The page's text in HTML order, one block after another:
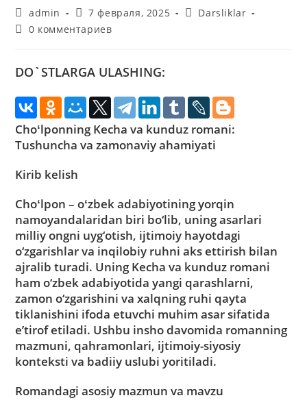
Автор
записи:
admin
Запись
опубликована:
7 февраля, 2025
Рубрика
Darsliklar
Комментарии
0 комментариев
DO`STLARGA ULASHING:
Choʻlponning Kecha va kunduz romani:
Tushuncha va zamonaviy ahamiyati
Kirib kelish
Choʻlpon – oʻzbek adabiyotining yorqin
namoyandalaridan biri bo‘lib, uning asarlari
milliy ongni uyg‘otish, ijtimoiy hayotdagi
o‘zgarishlar va inqilobiy ruhni aks ettirish bilan
ajralib turadi. Uning Kecha va kunduz romani
ham o‘zbek adabiyotida yangi qarashlarni,
zamon o‘zgarishini va xalqning ruhi qayta
tiklanishini ifoda etuvchi muhim asar sifatida
e’tirof etiladi. Ushbu insho davomida romanning
mazmuni, qahramonlari, ijtimoiy-siyosiy
konteksti va badiiy uslubi yoritiladi.
Romandagi asosiy mazmun va mavzu